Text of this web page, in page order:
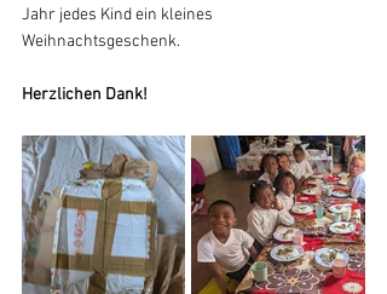
Jahr jedes Kind ein kleines
Weihnachtsgeschenk.
Herzlichen Dank!